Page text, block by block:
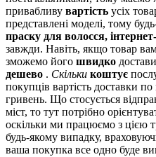
привабливу вартість усіх
представлені моделі, тому
праску для волосся,
завжди. Навіть, якщо товар
зможемо його швидко
дешево . Скільки коштує
покупців вартість доставки
гривень. Що стосується
міст, то тут потрібно
оскільки ми працюємо з цією
будь-якому випадку,
ваша покупка все одно буде